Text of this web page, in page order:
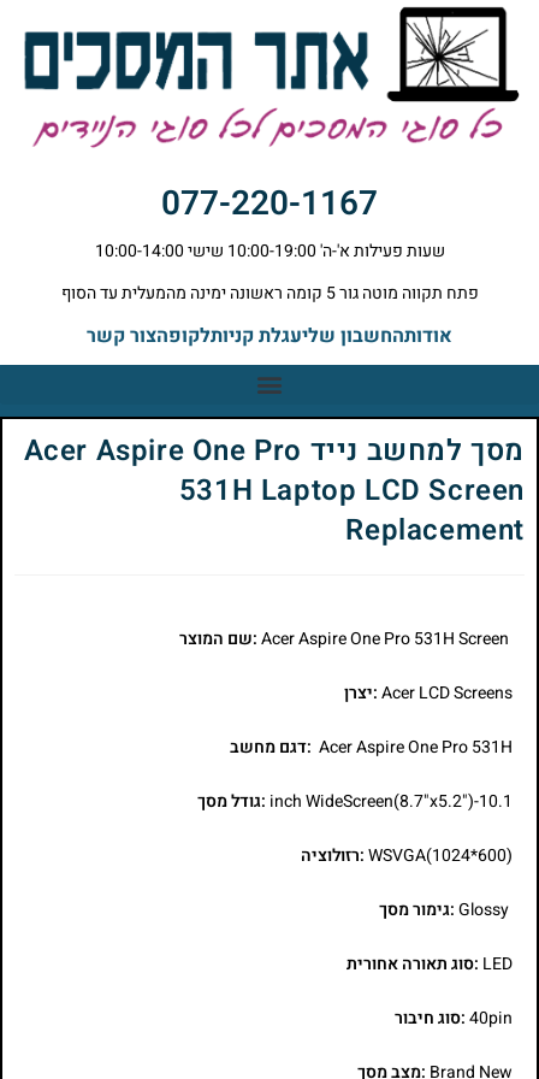
077-220-1167
שעות פעילות א'-ה' 10:00-19:00 שישי 10:00-14:00
פתח תקווה מוטה גור 5 קומה ראשונה ימינה מהמעלית עד הסוף
אודותהחשבון שליעגלת קניותלקופהצור קשר
מסך למחשב נייד Acer Aspire One Pro
531H Laptop LCD Screen
Replacement
:שם המוצר
Acer LCD Screens:יצרן
Acer Aspire One Pro 531H :דגם מחשב
10.1-inch WideScreen(8.7"x5.2") :גודל מסך
WSVGA(1024*600):רזולוציה
Glossy:גימור מסך
LED :סוג תאורה אחורית
40pin:סוג חיבור
Brand New :מצב מסך